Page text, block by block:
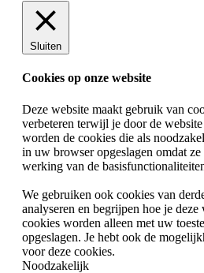
Sluiten
Cookies op onze website
Deze website maakt gebruik van
verbeteren terwijl je door de
worden de cookies die als
in uw browser opgeslagen omdat
werking van de
We gebruiken ook cookies van
analyseren en begrijpen hoe je
cookies worden alleen met uw
opgeslagen. Je hebt ook de
voor deze cookies.
Noodzakelijk